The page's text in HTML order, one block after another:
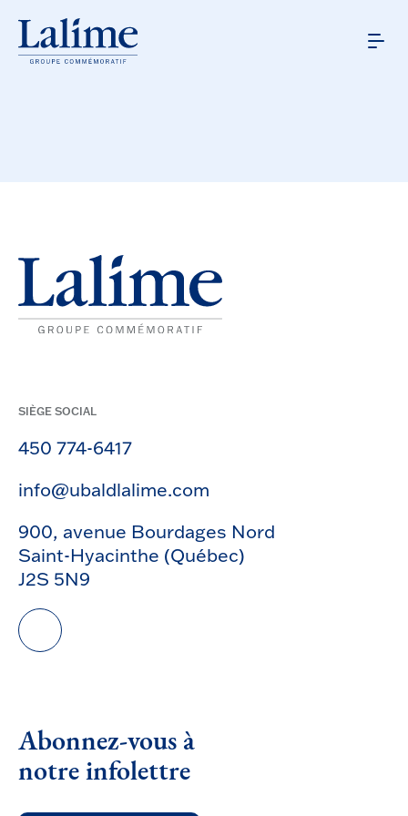
SIÈGE SOCIAL
450 774-6417
info@ubaldlalime.com
900, avenue Bourdages Nord
Saint-Hyacinthe (Québec)
J2S 5N9
Abonnez-vous à
notre infolettre